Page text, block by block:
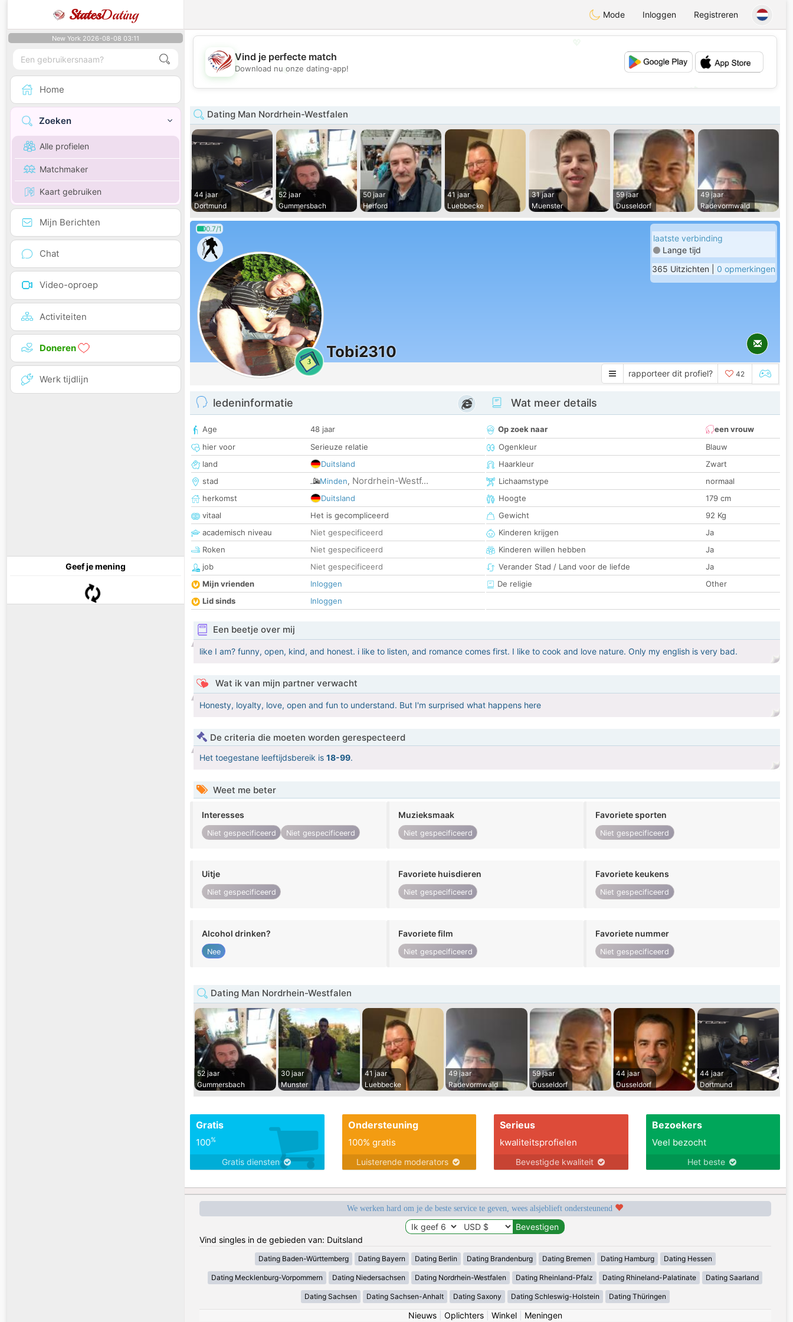
StatesDating Mode Inloggen Registreren
New York 2026-08-08 03:11
Home
Zoeken
Alle profielen
Matchmaker
Kaart gebruiken
Mijn Berichten
Chat
Video-oproep
Activiteiten
Doneren
Werk tijdlijn
Geef je mening
💕
Vind je perfecte match
Download nu onze dating-app!
Dating Man Nordrhein-Westfalen
44 jaar
Dortmund
52 jaar
Gummersbach
50 jaar
Herford
41 jaar
Luebbecke
31 jaar
Muenster
59 jaar
Dusseldorf
49 jaar
Radevormwald
0.7/1
3
Tobi2310
laatste verbinding
Lange tijd
365 Uitzichten | 0 opmerkingen
rapporteer dit profiel? 42
ledeninformatie
Age
48 jaar
hier voor
Serieuze relatie
land
Duitsland
stad
Minden, Nordrhein-Westf...
herkomst
Duitsland
vitaal
Het is gecompliceerd
academisch niveau
Niet gespecificeerd
Roken
Niet gespecificeerd
job
Niet gespecificeerd
Mijn vrienden
Inloggen
Lid sinds
Inloggen
Wat meer details
Op zoek naar
een vrouw
Ogenkleur
Blauw
Haarkleur
Zwart
Lichaamstype
normaal
Hoogte
179 cm
Gewicht
92 Kg
Kinderen krijgen
Ja
Kinderen willen hebben
Ja
Verander Stad / Land voor de liefde
Ja
De religie
Other
Een beetje over mij
like I am? funny, open, kind, and honest. i like to listen, and romance comes first. I like to cook and love nature. Only my english is very bad.
Wat ik van mijn partner verwacht
Honesty, loyalty, love, open and fun to understand. But I'm surprised what happens here
De criteria die moeten worden gerespecteerd
Het toegestane leeftijdsbereik is 18-99.
Weet me beter
Interesses
Niet gespecificeerd Niet gespecificeerd
Muzieksmaak
Niet gespecificeerd
Favoriete sporten
Niet gespecificeerd
Uitje
Niet gespecificeerd
Favoriete huisdieren
Niet gespecificeerd
Favoriete keukens
Niet gespecificeerd
Alcohol drinken?
Nee
Favoriete film
Niet gespecificeerd
Favoriete nummer
Niet gespecificeerd
Dating Man Nordrhein-Westfalen
52 jaar
Gummersbach
30 jaar
Munster
41 jaar
Luebbecke
49 jaar
Radevormwald
59 jaar
Dusseldorf
44 jaar
Dusseldorf
44 jaar
Dortmund
Gratis
100%
Gratis diensten
Ondersteuning
100% gratis
Luisterende moderators
Serieus
kwaliteitsprofielen
Bevestigde kwaliteit
Bezoekers
Veel bezocht
Het beste
We werken hard om je de beste service te geven, wees alsjeblieft ondersteunend
Vind singles in de gebieden van: Duitsland
Dating Baden-Württemberg Dating Bayern Dating Berlin Dating Brandenburg Dating Bremen Dating Hamburg Dating Hessen
Dating Mecklenburg-Vorpommern Dating Niedersachsen Dating Nordrhein-Westfalen Dating Rheinland-Pfalz Dating Rhineland-Palatinate Dating Saarland
Dating Sachsen Dating Sachsen-Anhalt Dating Saxony Dating Schleswig-Holstein Dating Thüringen
Nieuws| Oplichters| Winkel| Meningen